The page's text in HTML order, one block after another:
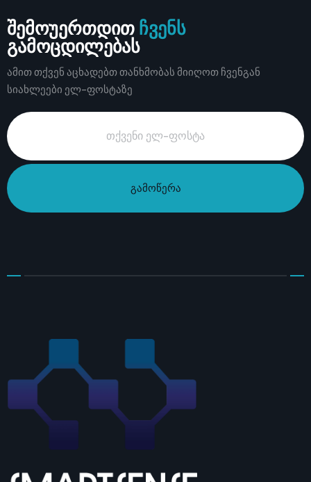
შემოუერთდით ჩვენს
გამოცდილებას
ამით თქვენ აცხადებთ თანხმობას მიიღოთ ჩვენგან
სიახლეები ელ-ფოსტაზე
გამოწერა